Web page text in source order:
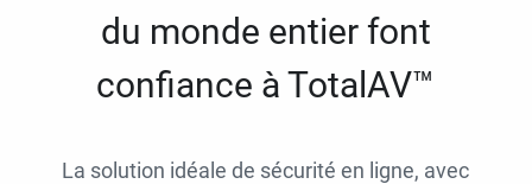
du monde entier font
confiance à TotalAV™
La solution idéale de sécurité en ligne, avec